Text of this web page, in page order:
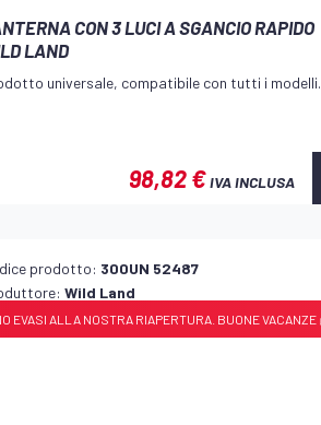
CON 3 LUCI A SGANCIO RAPIDO
LAND
universale, compatibile con tutti i modelli.
98,82 €IVA INCLUSA
prodotto: 300UN 52487
Wild Land
CON TREPPIEDE WILD LAND
ALLA NOSTRA RIAPERTURA. BUONE VACANZE 🏝️🏝️